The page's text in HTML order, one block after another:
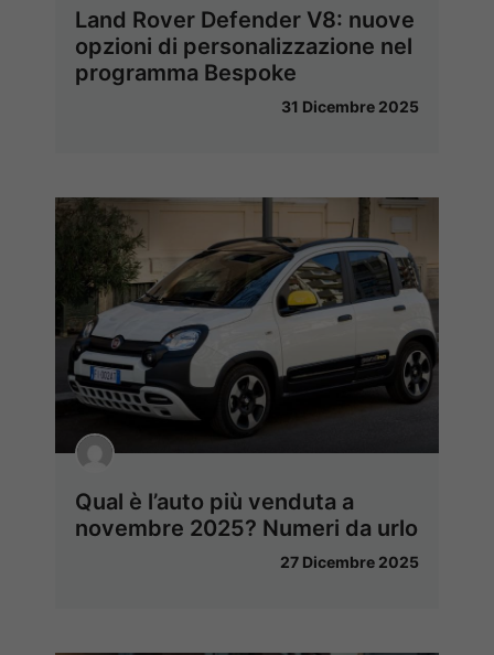
Land Rover Defender V8: nuove
opzioni di personalizzazione nel
programma Bespoke
31 Dicembre 2025
Qual è l’auto più venduta a
novembre 2025? Numeri da urlo
27 Dicembre 2025